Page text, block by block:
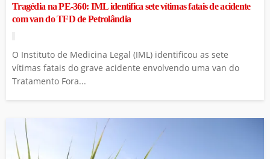
Tragédia na PE-360: IML identifica sete vítimas fatais de acidente
com van do TFD de Petrolândia
O Instituto de Medicina Legal (IML) identificou as sete
vítimas fatais do grave acidente envolvendo uma van do
Tratamento Fora...